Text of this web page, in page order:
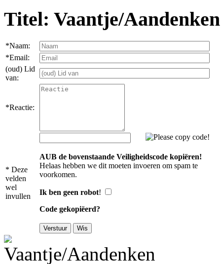
Titel: Vaantje/Aandenken
*Naam:
*Email:
(oud) Lid
van:
*Reactie:
* Deze
velden
wel
invullen
AUB de bovenstaande Veiligheidscode kopiëren!
Helaas hebben we dit moeten invoeren om spam te
voorkomen.
Ik ben geen robot!
Code gekopiëerd?